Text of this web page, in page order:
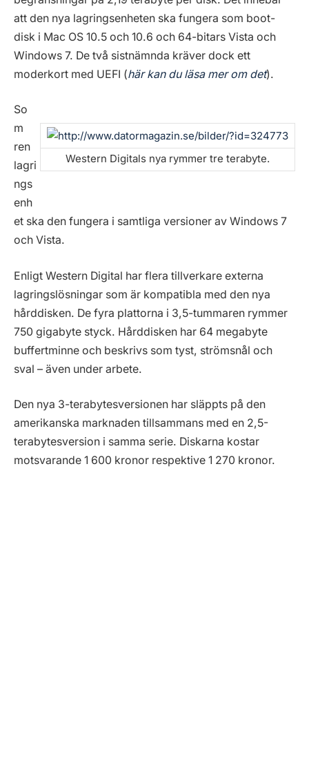
att den nya lagringsenheten ska fungera som boot-
disk i Mac OS 10.5 och 10.6 och 64-bitars Vista och
Windows 7. De två sistnämnda kräver dock ett
moderkort med UEFI (här kan du läsa mer om det).
Western Digitals nya rymmer tre terabyte.
So
m
ren
lagri
ngs
enh
et ska den fungera i samtliga versioner av Windows 7
och Vista.
Enligt Western Digital har flera tillverkare externa
lagringslösningar som är kompatibla med den nya
hårddisken. De fyra plattorna i 3,5-tummaren rymmer
750 gigabyte styck. Hårddisken har 64 megabyte
buffertminne och beskrivs som tyst, strömsnål och
sval – även under arbete.
Den nya 3-terabytesversionen har släppts på den
amerikanska marknaden tillsammans med en 2,5-
terabytesversion i samma serie. Diskarna kostar
motsvarande 1 600 kronor respektive 1 270 kronor.